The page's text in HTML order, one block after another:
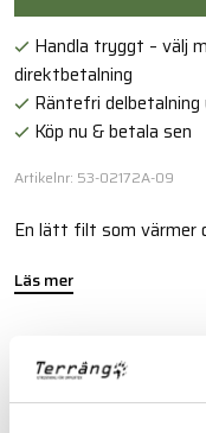
Handla tryggt – välj
direktbetalning
Räntefri delbetalning
Köp nu & betala sen
Artikelnr: 53-02172A-09
En lätt filt som värmer
Läs mer
BESKRIVNING